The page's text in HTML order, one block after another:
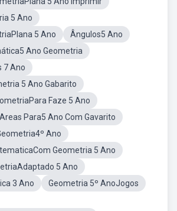
5 Ano
5 Ano
Ângulos5 Ano
Ano Geometria
7 Ano
5 Ano Gabarito
Faze 5 Ano
Para5 Ano Com Gavarito
Ano
Geometria 5 Ano
5 Ano
3 Ano
Geometria 5º AnoJogos